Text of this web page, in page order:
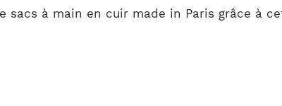
sacs à main en cuir made in Paris grâce à